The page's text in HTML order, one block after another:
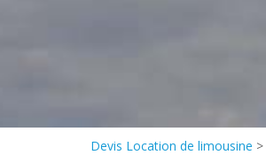
Devis Location de limousine >